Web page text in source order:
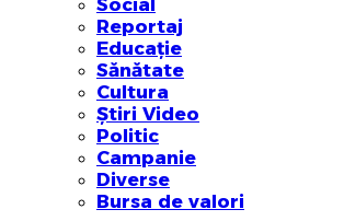
Social
Reportaj
Educație
Sănătate
Cultura
Știri Video
Politic
Campanie
Diverse
Bursa de valori